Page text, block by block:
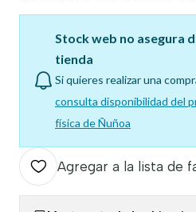
Stock web no asegura
tienda
Si quieres realizar una
consulta disponibilidad del
física de Ñuñoa
Agregar a la lista de